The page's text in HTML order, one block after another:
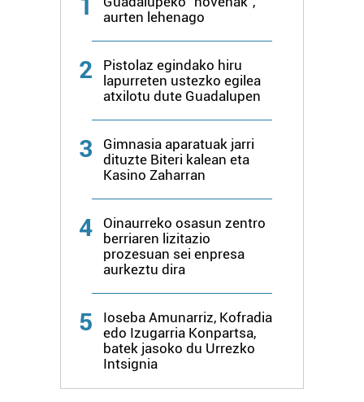
baliatzen gara. Ohar hau onartuz gero, teknologia hori
1
aurten lehenago
2
Pistolaz egindako hiru
lapurreten ustezko egilea
atxilotu dute Guadalupen
3
Gimnasia aparatuak jarri
dituzte Biteri kalean eta
Kasino Zaharran
4
Oinaurreko osasun zentro
berriaren lizitazio
prozesuan sei enpresa
aurkeztu dira
5
Ioseba Amunarriz, Kofradia
edo Izugarria Konpartsa,
batek jasoko du Urrezko
Intsignia